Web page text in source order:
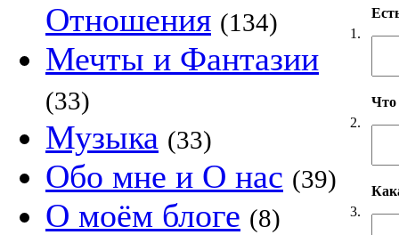
Отношения (134)
Мечты и Фантазии
(33)
Музыка (33)
Обо мне и О нас (39)
О моём блоге (8)
1.
2.
Что
3.